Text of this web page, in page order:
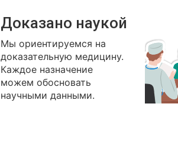
Доказано наукой
Мы ориентируемся на
доказательную медицину.
Каждое назначение
можем обосновать
научными данными.